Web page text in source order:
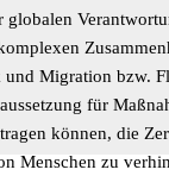
globalen
Migration bzw.
für
können, die
Menschen zu